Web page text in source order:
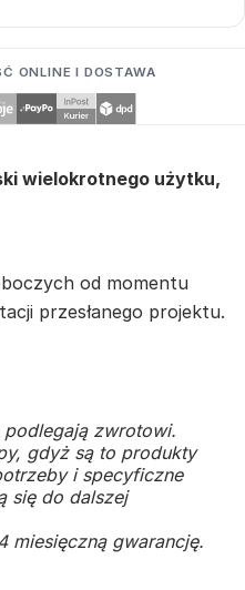
ONLINE I DOSTAWA
wielokrotnego użytku,
od momentu
przesłanego projektu.
podlegają zwrotowi.
gdyż są to produkty
i specyficzne
się do dalszej
miesięczną gwarancję.